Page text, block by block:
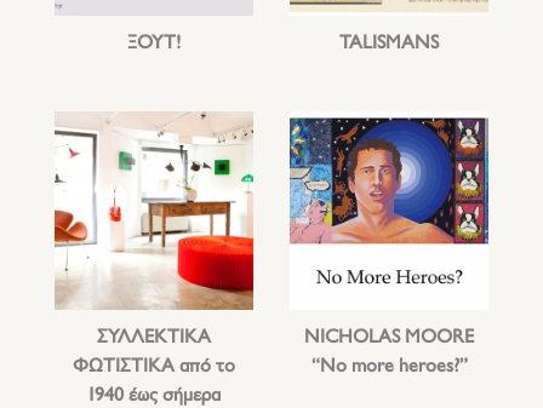
ΞΟΥΤ! TALISMANS
ΣΥΛΛΕΚΤΙΚΑ
ΦΩΤΙΣΤΙΚΑ από το
1940 έως σήμερα
NICHOLAS MOORE
“No more heroes?”